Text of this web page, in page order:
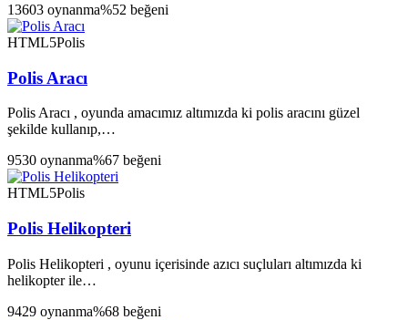
13603 oynanma%52 beğeni
HTML5Polis
Polis Aracı
Polis Aracı , oyunda amacımız altımızda ki polis aracını güzel
şekilde kullanıp,…
9530 oynanma%67 beğeni
HTML5Polis
Polis Helikopteri
Polis Helikopteri , oyunu içerisinde azıcı suçluları altımızda ki
helikopter ile…
9429 oynanma%68 beğeni